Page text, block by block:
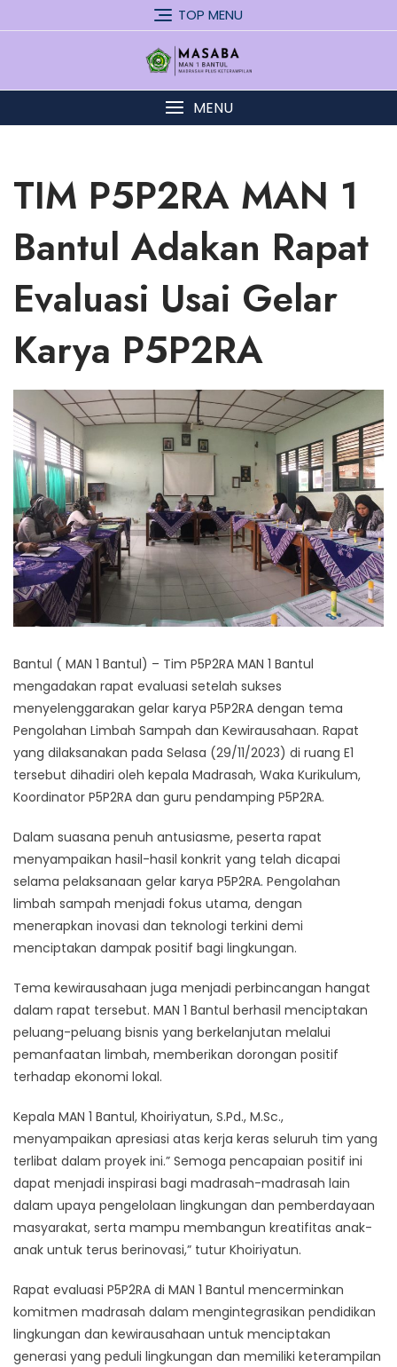
to
TOP MENU
MENU
TIM P5P2RA MAN 1
Bantul Adakan Rapat
Evaluasi Usai Gelar
Karya P5P2RA
Bantul ( MAN 1 Bantul) – Tim P5P2RA MAN 1 Bantul
mengadakan rapat evaluasi setelah sukses
menyelenggarakan gelar karya P5P2RA dengan tema
Pengolahan Limbah Sampah dan Kewirausahaan. Rapat
yang dilaksanakan pada Selasa (29/11/2023) di ruang E1
tersebut dihadiri oleh kepala Madrasah, Waka Kurikulum,
Koordinator P5P2RA dan guru pendamping P5P2RA.
Dalam suasana penuh antusiasme, peserta rapat
menyampaikan hasil-hasil konkrit yang telah dicapai
selama pelaksanaan gelar karya P5P2RA. Pengolahan
limbah sampah menjadi fokus utama, dengan
menerapkan inovasi dan teknologi terkini demi
menciptakan dampak positif bagi lingkungan.
Tema kewirausahaan juga menjadi perbincangan hangat
dalam rapat tersebut. MAN 1 Bantul berhasil menciptakan
peluang-peluang bisnis yang berkelanjutan melalui
pemanfaatan limbah, memberikan dorongan positif
terhadap ekonomi lokal.
Kepala MAN 1 Bantul, Khoiriyatun, S.Pd., M.Sc.,
menyampaikan apresiasi atas kerja keras seluruh tim yang
terlibat dalam proyek ini.” Semoga pencapaian positif ini
dapat menjadi inspirasi bagi madrasah-madrasah lain
dalam upaya pengelolaan lingkungan dan pemberdayaan
masyarakat, serta mampu membangun kreatifitas anak-
anak untuk terus berinovasi,” tutur Khoiriyatun.
Rapat evaluasi P5P2RA di MAN 1 Bantul mencerminkan
komitmen madrasah dalam mengintegrasikan pendidikan
lingkungan dan kewirausahaan untuk menciptakan
generasi yang peduli lingkungan dan memiliki keterampilan